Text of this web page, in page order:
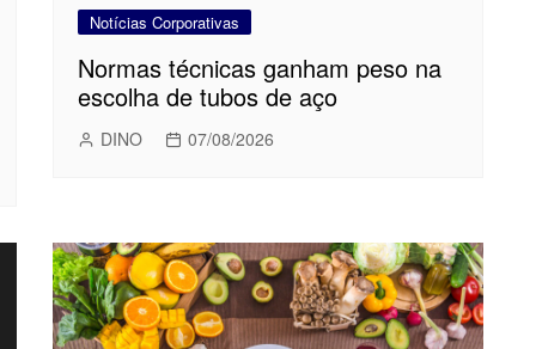
Notícias Corporativas
Normas técnicas ganham peso na
escolha de tubos de aço
DINO 07/08/2026